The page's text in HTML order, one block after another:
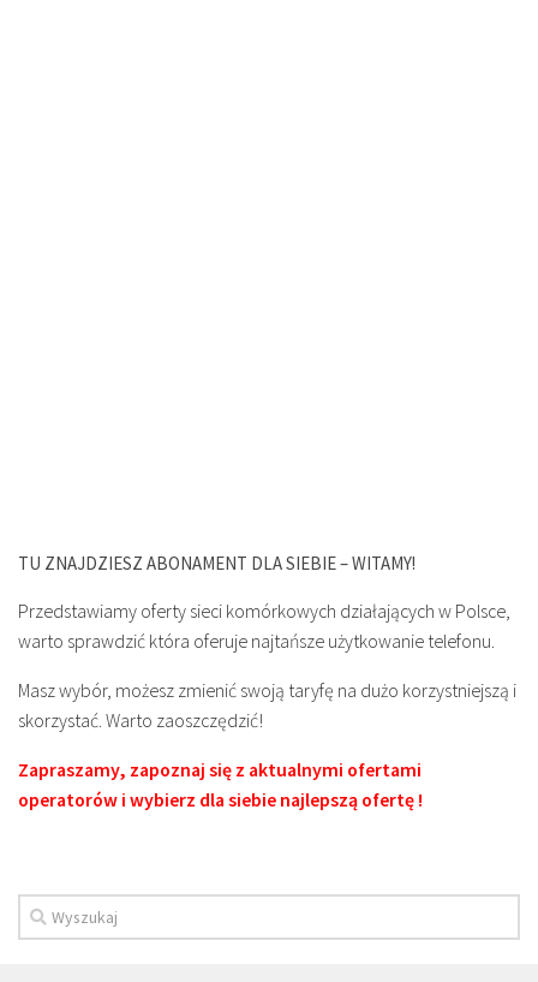
TU ZNAJDZIESZ ABONAMENT DLA SIEBIE – WITAMY!
Przedstawiamy oferty sieci komórkowych działających w Polsce,
warto sprawdzić która oferuje najtańsze użytkowanie telefonu.
Masz wybór, możesz zmienić swoją taryfę na dużo korzystniejszą i
skorzystać. Warto zaoszczędzić!
Zapraszamy, zapoznaj się z aktualnymi ofertami
operatorów i wybierz dla siebie najlepszą ofertę !